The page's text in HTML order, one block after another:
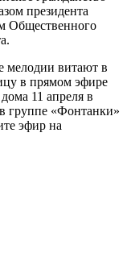
президента
Общественного
мелодии витают в
в прямом эфире
11 апреля в
группе «Фонтанки»
эфир на